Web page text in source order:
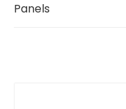
Panels